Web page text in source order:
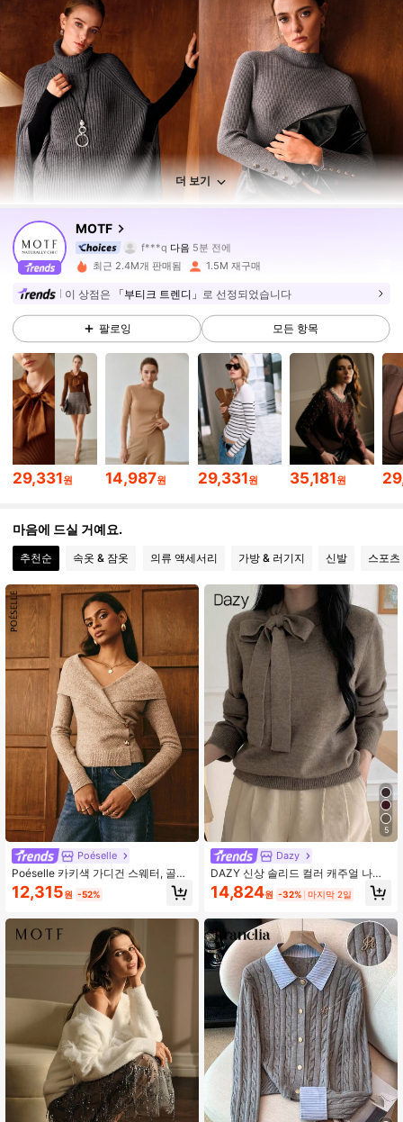
더 보기
MOTF
c***n 가 탐색 중입니다
4.91
4.6M 팔로워
4.6M 팔로워
4.91 4.6M 팔로워
4.91 4.6M 팔로워
4.91 4.6M 팔로워
4.6M 팔로워
4.91 4.6M 팔로워
4.91 4.6M 팔로워
4.91 4.6M 팔로워
최근 2.4M개 판매됨 1.5M 재구매
이 상점은 「부티크 트렌디」 로 선정되었습니다
팔로잉 모든 항목
29,331원 14,987원 29,331원 35,181원
마음에 드실 거예요.
추천순 속옷 & 잠옷 의류 액세서리 가방 & 러기지 신발 스포
Poéselle
Poéselle 카키색 가디건 스웨터, 골드
버튼이 달린 오프숄더 랩 스웨터 – 아
늑하고 세련된 니트 탑, 여성 캐주얼
웨터 여성, 오프 숄더 니트 탑, 크로스
프론트 스웨터, 토프 니트웨어, 가을
아늑함, 미니멀리스트 스웨터 스타일,
뉴트럴한 미적 패션, 시크한 캐주얼 니
트, 심플하고 패셔너블하며, 데일리 웨
어, 외출, 통근, 데이트, 집 및 기타 행
사에 적합합니다.
12,315원 -52%
5
Dazy
DAZY 신상 솔리드 컬러 캐주얼 나비
매듭 장식 여성 스웨터, 가을 여성 의
류
14,824원 -32% 마지막 2일